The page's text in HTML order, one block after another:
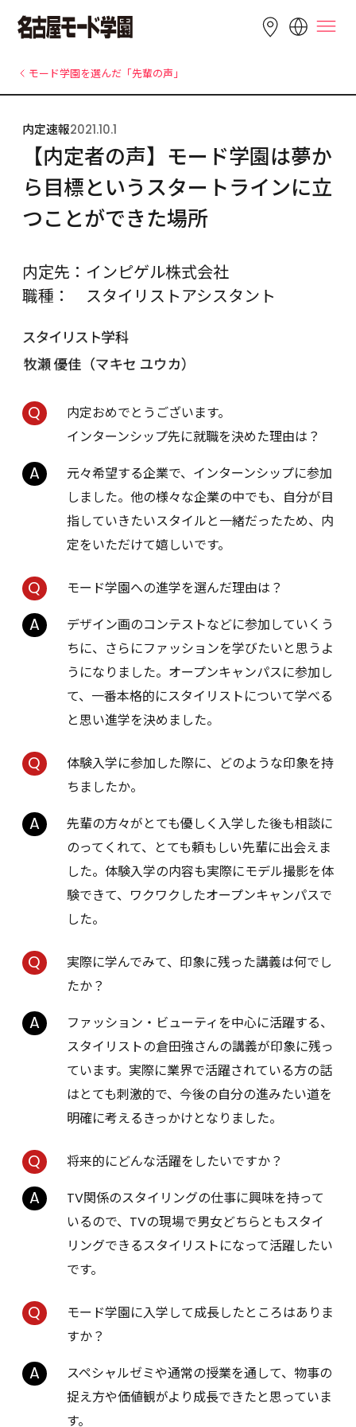
English 简体中文 繁體中文
한국어 Tiếng Việt
Indonesia
モード学園を選んだ「先輩の声」
内定速報2021.10.1
【内定者の声】モード学園は夢か
ら目標というスタートラインに立
つことができた場所
内定先：インピゲル株式会社
職種：　スタイリストアシスタント
内定おめでとうございます。
インターンシップ先に就職を決めた理由は？
元々希望する企業で、インターンシップに参加
しました。他の様々な企業の中でも、自分が目
指していきたいスタイルと一緒だったため、内
定をいただけて嬉しいです。
モード学園への進学を選んだ理由は？
デザイン画のコンテストなどに参加していくう
ちに、さらにファッションを学びたいと思うよ
うになりました。オープンキャンパスに参加し
て、一番本格的にスタイリストについて学べる
と思い進学を決めました。
体験入学に参加した際に、どのような印象を持
ちましたか。
先輩の方々がとても優しく入学した後も相談に
のってくれて、とても頼もしい先輩に出会えま
した。体験入学の内容も実際にモデル撮影を体
験できて、ワクワクしたオープンキャンパスで
した。
実際に学んでみて、印象に残った講義は何でし
たか？
ファッション・ビューティを中心に活躍する、
スタイリストの倉田強さんの講義が印象に残っ
ています。実際に業界で活躍されている方の話
はとても刺激的で、今後の自分の進みたい道を
明確に考えるきっかけとなりました。
将来的にどんな活躍をしたいですか？
TV関係のスタイリングの仕事に興味を持って
いるので、TVの現場で男女どちらともスタイ
リングできるスタイリストになって活躍したい
です。
モード学園に入学して成長したところはありま
すか？
スペシャルゼミや通常の授業を通して、物事の
捉え方や価値観がより成長できたと思っていま
す。